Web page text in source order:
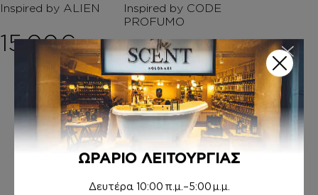
Inspired by ALIEN
15,00€
Inspired by CODE
PROFUMO
7,50€
AFTER SHAVE
Inspired by VOYAGE
13,00 €
ΩΡΑΡΙΟ ΛΕΙΤΟΥΡΓΙΑΣ
Δευτέρα 10:00 π.μ.–5:00 μ.μ.